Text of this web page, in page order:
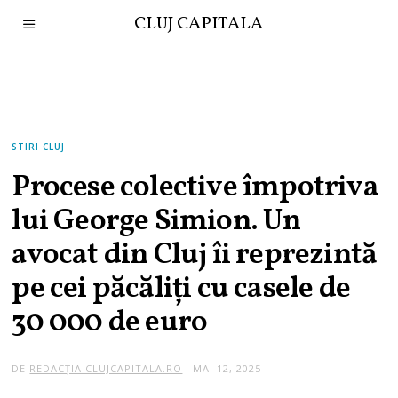
CLUJ CAPITALA
STIRI CLUJ
Procese colective împotriva
lui George Simion. Un
avocat din Cluj îi reprezintă
pe cei păcăliți cu casele de
30 000 de euro
DE REDACȚIA CLUJCAPITALA.RO MAI 12, 2025